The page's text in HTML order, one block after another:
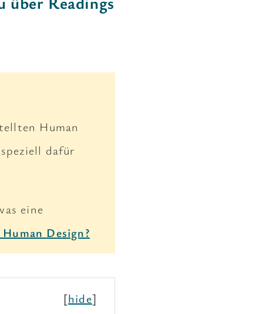
Human
dafür
eine
Design?
[hide]